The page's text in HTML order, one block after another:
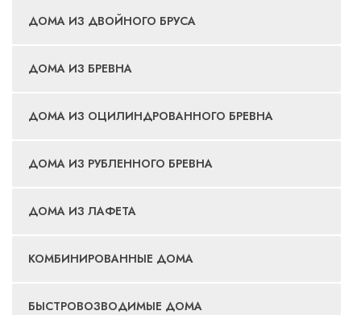
ДОМА ИЗ ДВОЙНОГО БРУСА
ДОМА ИЗ БРЕВНА
ДОМА ИЗ ОЦИЛИНДРОВАННОГО БРЕВНА
ДОМА ИЗ РУБЛЕННОГО БРЕВНА
ДОМА ИЗ ЛАФЕТА
КОМБИНИРОВАННЫЕ ДОМА
БЫСТРОВОЗВОДИМЫЕ ДОМА